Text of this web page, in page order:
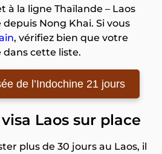
à la ligne Thaïlande – Laos
Nong Khai. Si vous
, vérifiez bien que votre
cette liste.
de l’Indochine 21 jours
Laos sur place
plus de 30 jours au Laos, il